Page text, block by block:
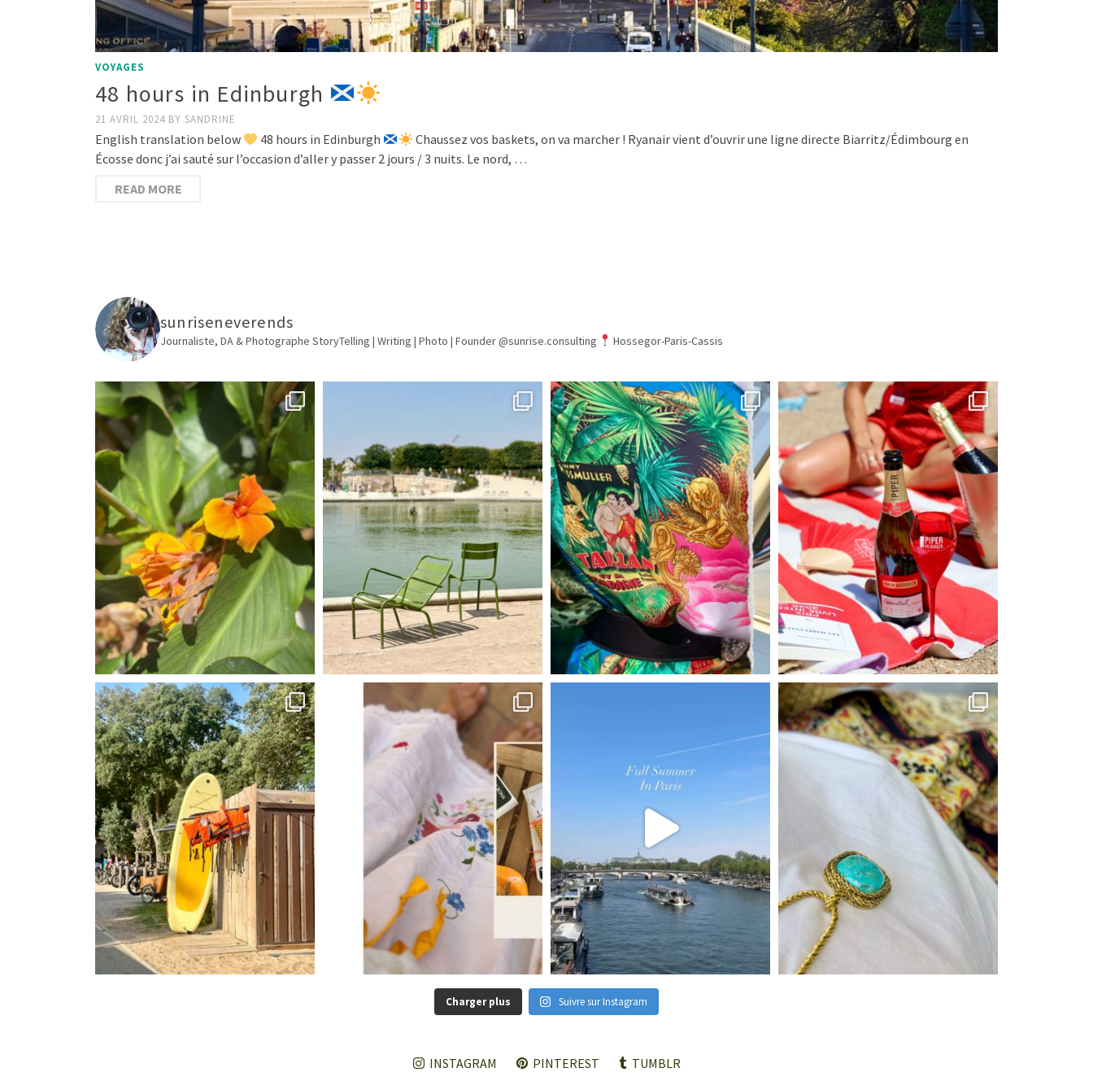
VOYAGES
48 hours in Edinburgh
21 AVRIL 2024 BY SANDRINE
English translation below 48 hours in Edinburgh
Chaussez vos baskets, on va marcher ! Ryanair vient d’ouvrir une ligne directe Biarritz/Édimbourg en
Écosse donc j’ai sauté sur l’occasion d’aller y passer 2 jours / 3 nuits. Le nord, …
READ MORE
sunriseneverends
Journaliste, DA & Photographe StoryTelling | Writing | Photo | Founder @sunrise.consulting Hossegor-Paris-Cassis
Charger plus Suivre sur Instagram
INSTAGRAM PINTEREST TUMBLR